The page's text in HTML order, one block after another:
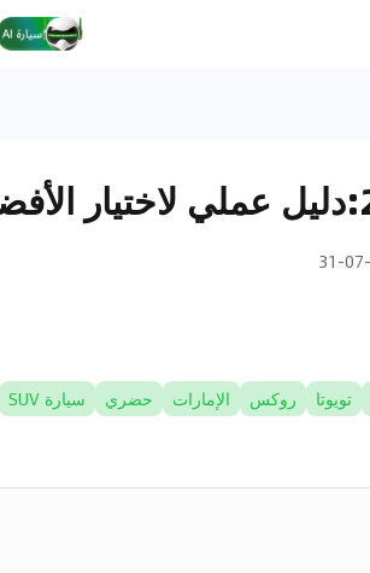
تويوتا روكس الإمارات حضري سيارة SUV